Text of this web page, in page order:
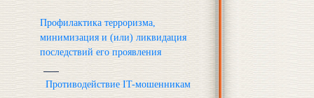
Профилактика терроризма,
минимизация и (или) ликвидация
последствий его проявления
Противодействие IT-мошенникам